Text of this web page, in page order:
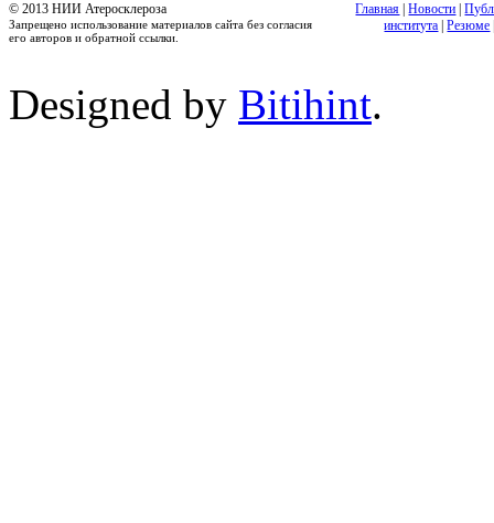
© 2013 НИИ Атеросклероза
Запрещено использование материалов сайта без согласия
его авторов и обратной ссылки.
Главная |Новости |
института |Резюме
Designed by Bitihint.